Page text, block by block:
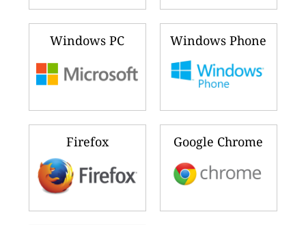
Windows Phone
Windows PC
Google Chrome
Firefox